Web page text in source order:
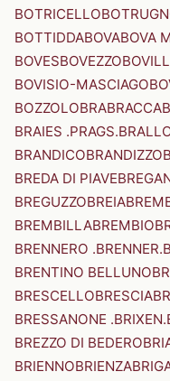
BOTRICELLO
BOTTIDDABOVABOVA
BOVESBOVEZZO
BOVISIO-MASCIAGO
BOZZOLOBRABRACCA
BRAIES .PRAGS.
BRANDICOBRANDIZZO
BREDA DI PIAVE
BREGUZZOBREIA
BREMBILLABREMBIO
BRENNERO .BRENNER.
BRENTINO BELLUNO
BRESCELLOBRESCIA
BRESSANONE .BRIXEN.
BREZZO DI BEDERO
BRIENNOBRIENZA